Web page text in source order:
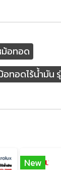
อทอด
อทอดไร้น้ำมัน
New